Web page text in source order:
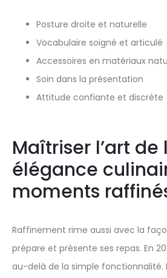
Posture droite et naturelle
Vocabulaire soigné et articulé
Accessoires en matériaux
Soin dans la présentation
Attitude confiante et discrète
Maîtriser l’art de
élégance
moments
Raffinement rime aussi avec la
prépare et présente ses repas. En
au-delà de la simple fonctionnalité.